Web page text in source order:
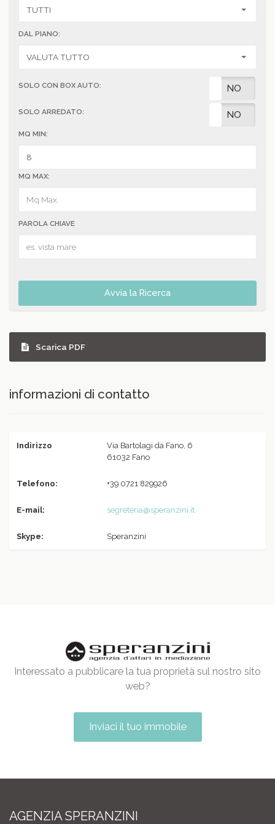
DAL PIANO:
SOLO CON BOX AUTO: NO
SOLO ARREDATO: NO
MQ MIN:
MQ MAX:
PAROLA CHIAVE
Avvia la Ricerca
Scarica PDF
informazioni di contatto
Indirizzo
Via Bartolagi da Fano, 6
61032 Fano
Telefono: +39 0721 829926
E-mail: segreteria@speranzini.it
Skype: Speranzini
Interessato a pubblicare la tua proprietà sul nostro sito
web?
Inviaci il tuo immobile
AGENZIA SPERANZINI